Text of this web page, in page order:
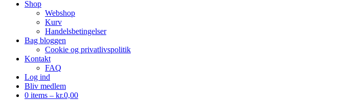
Shop
Webshop
Kurv
Handelsbetingelser
Bag bloggen
Cookie og privatlivspolitik
Kontakt
FAQ
Log ind
Bliv medlem
0 items – kr.0,00